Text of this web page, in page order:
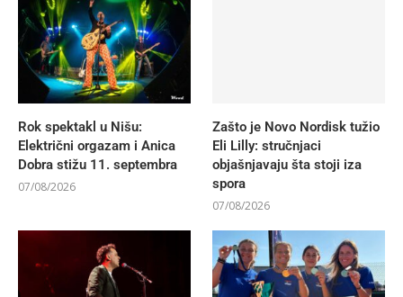
Rok spektakl u Nišu:
Električni orgazam i Anica
Dobra stižu 11. septembra
07/08/2026
Zašto je Novo Nordisk tužio
Eli Lilly: stručnjaci
objašnjavaju šta stoji iza
spora
07/08/2026